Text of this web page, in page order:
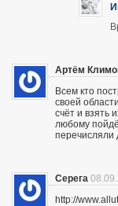
Артём
Всем кто
своей
счёт и взять
любому
перечисляли
Серега
http://